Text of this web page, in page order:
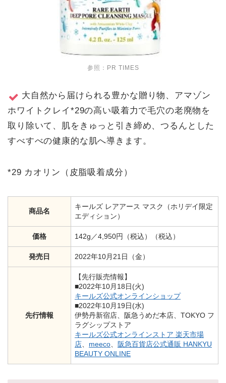
参照： PR TIMES
大自然から届けられる豊かな贈り物、アマゾン
ホワイトクレイ*29の高い吸着力で毛穴の老廃物を
取り除いて、肌をきゅっと引き締め、つるんとした
すべすべの健康的な肌へ導きます。
*29 カオリン（皮脂吸着成分）
商品名
キールズ レアアース マスク（ホリデイ限定
エディション）
価格 142g／4,950円（税込）（税込）
発売日 2022年10月21日（金）
先行情報
【先行販売情報】
■2022年10月18日(火)
キールズ公式オンラインショップ
■2022年10月19日(水)
伊勢丹新宿店、阪急うめだ本店、TOKYO フ
ラグシップストア
キールズ公式オンラインストア 楽天市場
店
meeco
阪急百貨店公式通販 HANKYU
BEAUTY ONLINE